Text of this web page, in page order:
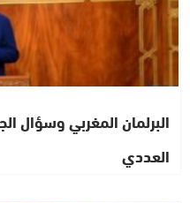
البرلمان المغربي وسؤال
العددي